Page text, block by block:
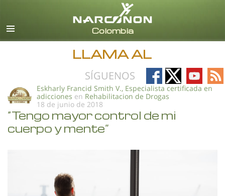
Español
Todas las Regiones/Idiomas
LLAMA AL
SÍGUENOS
Follow
on
Facebook
Follow
on
Follow
on
on
Eskharly Francid Smith V., Especialista certificada en
adicciones en Rehabilitacion de Drogas
18 de junio de 2018
“Tengo mayor control de mi
cuerpo y mente”